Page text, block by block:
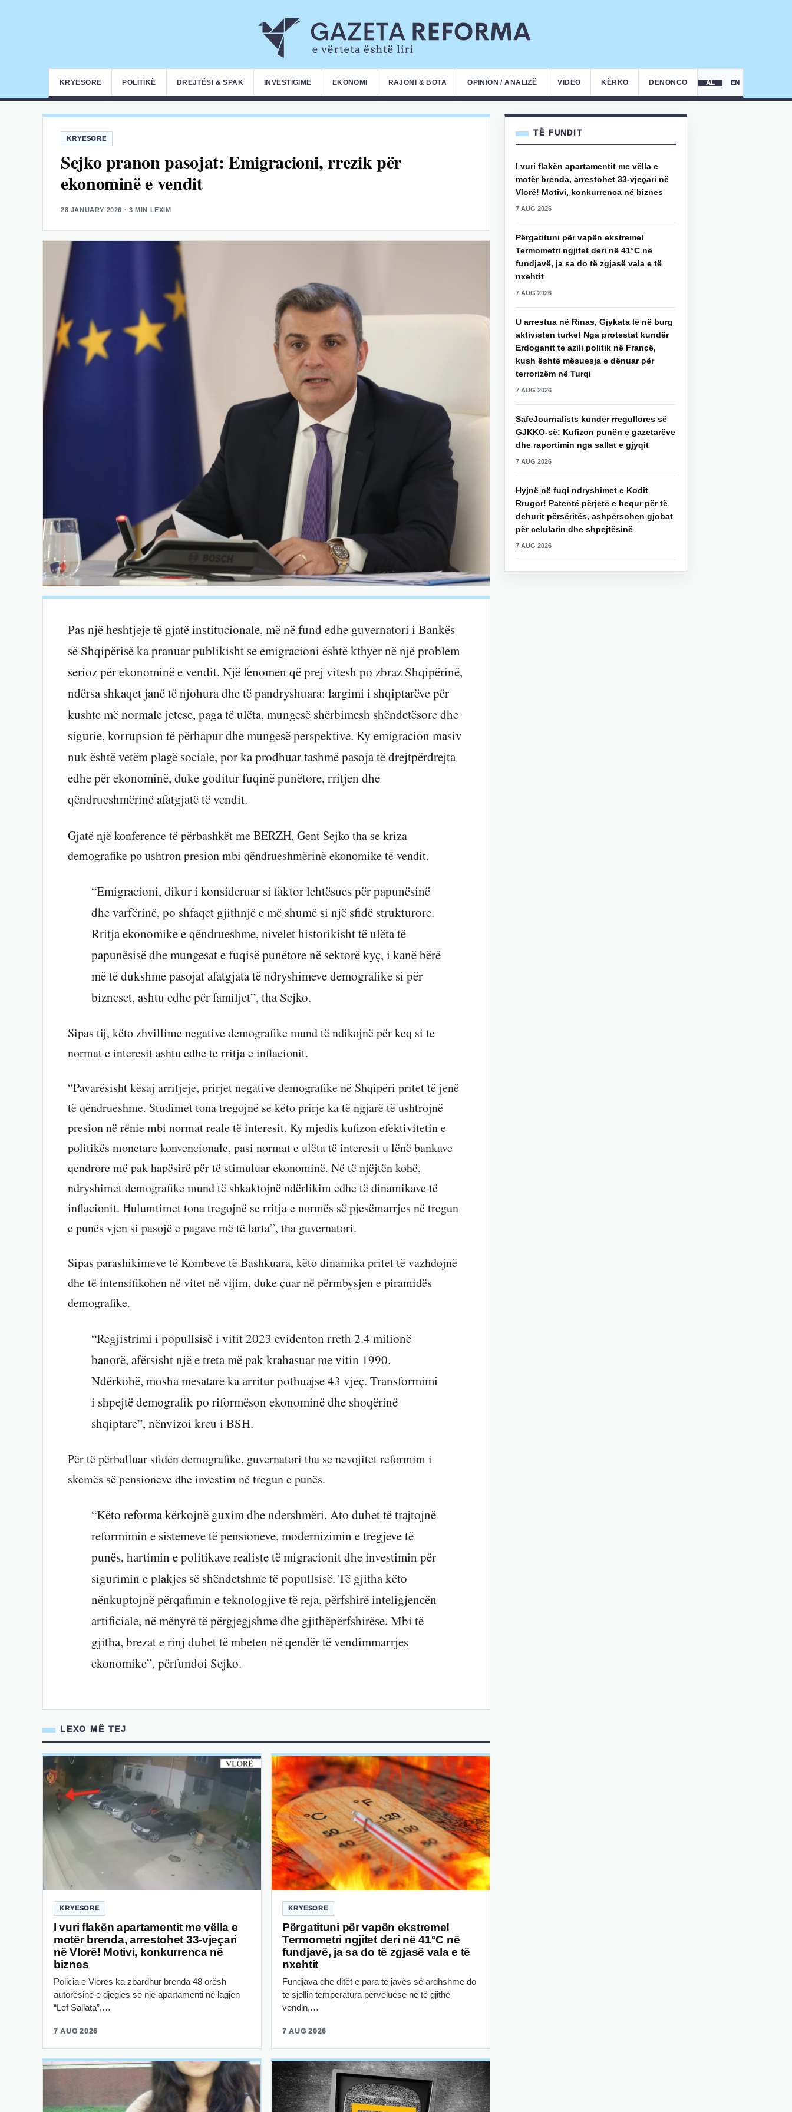
KRYESORE POLITIKË DREJTËSI & SPAK INVESTIGIME EKONOMI RAJONI & BOTA OPINION / ANALIZË VIDEO KËRKO DENONCO AL EN
KRYESORE
Sejko pranon pasojat: Emigracioni, rrezik për
ekonominë e vendit
28 JANUARY 2026 · 3 MIN LEXIM
Pas një heshtjeje të gjatë institucionale, më në fund edhe guvernatori i Bankës
së Shqipërisë ka pranuar publikisht se emigracioni është kthyer në një problem
serioz për ekonominë e vendit. Një fenomen që prej vitesh po zbraz Shqipërinë,
ndërsa shkaqet janë të njohura dhe të pandryshuara: largimi i shqiptarëve për
kushte më normale jetese, paga të ulëta, mungesë shërbimesh shëndetësore dhe
sigurie, korrupsion të përhapur dhe mungesë perspektive. Ky emigracion masiv
nuk është vetëm plagë sociale, por ka prodhuar tashmë pasoja të drejtpërdrejta
edhe për ekonominë, duke goditur fuqinë punëtore, rritjen dhe
qëndrueshmërinë afatgjatë të vendit.
Gjatë një konference të përbashkët me BERZH, Gent Sejkotha se kriza
demografike po ushtron presion mbi qëndrueshmërinë ekonomike të vendit.
“Emigracioni, dikur i konsideruar si faktor lehtësues për papunësinë
dhe varfërinë, po shfaqet gjithnjë e më shumë si një sfidë strukturore.
Rritja ekonomike e qëndrueshme, nivelet historikisht të ulëta të
papunësisë dhe mungesat e fuqisë punëtore në sektorë kyç, i kanë bërë
më të dukshme pasojat afatgjata të ndryshimeve demografike si për
bizneset, ashtu edhe për familjet”, tha Sejko.
Sipas tij, këto zhvillime negative demografike mund të ndikojnë për keq si te
normat e interesit ashtu edhe te rritja e inflacionit.
“Pavarësisht kësaj arritjeje, prirjet negative demografike në Shqipëri pritet të jenë
të qëndrueshme. Studimet tona tregojnë se këto prirje ka të ngjarë të ushtrojnë
presion në rënie mbi normat reale të interesit. Ky mjedis kufizon efektivitetin e
politikës monetare konvencionale, pasi normat e ulëta të interesit u lënë bankave
qendrore më pak hapësirë për të stimuluar ekonominë. Në të njëjtën kohë,
ndryshimet demografike mund të shkaktojnë ndërlikim edhe të dinamikave të
inflacionit. Hulumtimet tona tregojnë se rritja e normës së pjesëmarrjes në tregun
e punës vjen si pasojë e pagave më të larta”, tha guvernatori.
Sipas parashikimeve të Kombeve të Bashkuara, këto dinamika pritet të vazhdojnë
dhe të intensifikohen në vitet në vijim, duke çuar në përmbysjen e piramidës
demografike.
“Regjistrimi i popullsisë i vitit 2023 evidenton rreth 2.4 milionë
banorë, afërsisht një e treta më pak krahasuar me vitin 1990.
Ndërkohë, mosha mesatare ka arritur pothuajse 43 vjeç. Transformimi
i shpejtë demografik po riformëson ekonominë dhe shoqërinë
shqiptare”, nënvizoi kreu i BSH.
Për të përballuar sfidën demografike, guvernatori tha se nevojitet reformim i
skemës së pensioneve dhe investim në tregun e punës.
“Këto reforma kërkojnë guxim dhe ndershmëri. Ato duhet të trajtojnë
reformimin e sistemeve të pensioneve, modernizimin e tregjeve të
punës, hartimin e politikave realiste të migracionit dhe investimin për
sigurimin e plakjes së shëndetshme të popullsisë. Të gjitha këto
nënkuptojnë përqafimin e teknologjive të reja, përfshirë inteligjencën
artificiale, në mënyrë të përgjegjshme dhe gjithëpërfshirëse. Mbi të
gjitha, brezat e rinj duhet të mbeten në qendër të vendimmarrjes
ekonomike”, përfundoi Sejko.
LEXO MË TEJ
KRYESORE
I vuri flakën apartamentit me vëlla e
motër brenda, arrestohet 33-vjeçari
në Vlorë! Motivi, konkurrenca në
biznes
Policia e Vlorës ka zbardhur brenda 48 orësh
autorësinë e djegies së një apartamenti në lagjen
“Lef Sallata”,…
7 AUG 2026
KRYESORE
Përgatituni për vapën ekstreme!
Termometri ngjitet deri në 41°C në
fundjavë, ja sa do të zgjasë vala e të
nxehtit
Fundjava dhe ditët e para të javës së ardhshme do
të sjellin temperatura përvëluese në të gjithë
vendin,…
7 AUG 2026
TË FUNDIT
I vuri flakën apartamentit me vëlla e
motër brenda, arrestohet 33-vjeçari në
Vlorë! Motivi, konkurrenca në biznes
7 AUG 2026
Përgatituni për vapën ekstreme!
Termometri ngjitet deri në 41°C në
fundjavë, ja sa do të zgjasë vala e të
nxehtit
7 AUG 2026
U arrestua në Rinas, Gjykata lë në burg
aktivisten turke! Nga protestat kundër
Erdoganit te azili politik në Francë,
kush është mësuesja e dënuar për
terrorizëm në Turqi
7 AUG 2026
SafeJournalists kundër rregullores së
GJKKO-së: Kufizon punën e gazetarëve
dhe raportimin nga sallat e gjyqit
7 AUG 2026
Hyjnë në fuqi ndryshimet e Kodit
Rrugor! Patentë përjetë e hequr për të
dehurit përsëritës, ashpërsohen gjobat
për celularin dhe shpejtësinë
7 AUG 2026